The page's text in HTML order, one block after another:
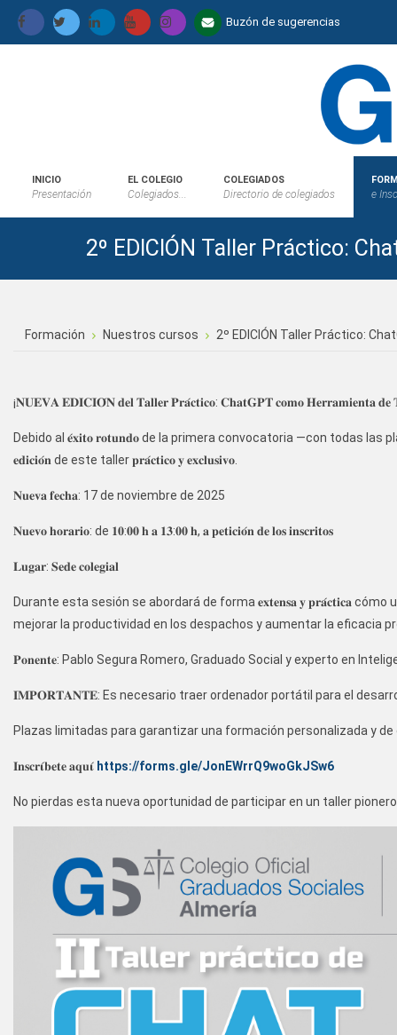
Buzón de sugerencias
INICIO
Presentación
EL COLEGIO
Colegiados...
COLEGIADOS
Directorio de colegiados e
Formación Nuestros cursos 2º EDICIÓN Taller Práctico:
2º EDICIÓN Taller Práctico:
¡𝐍𝐔𝐄𝐕𝐀 𝐄𝐃𝐈𝐂𝐈𝐎́𝐍 𝐝𝐞𝐥 𝐓𝐚𝐥𝐥𝐞𝐫 𝐏𝐫𝐚́𝐜𝐭𝐢𝐜𝐨: 𝐂𝐡𝐚𝐭𝐆𝐏𝐓 𝐜𝐨𝐦𝐨 𝐇𝐞𝐫𝐫𝐚𝐦𝐢𝐞𝐧𝐭𝐚 𝐝𝐞
Debido al 𝐞́𝐱𝐢𝐭𝐨 𝐫𝐨𝐭𝐮𝐧𝐝𝐨 de la primera convocatoria —con todas
𝐞𝐝𝐢𝐜𝐢𝐨́𝐧 de este taller 𝐩𝐫𝐚́𝐜𝐭𝐢𝐜𝐨 𝐲 𝐞𝐱𝐜𝐥𝐮𝐬𝐢𝐯𝐨.
𝐍𝐮𝐞𝐯𝐚 𝐟𝐞𝐜𝐡𝐚: 17 de noviembre de 2025
𝐍𝐮𝐞𝐯𝐨 𝐡𝐨𝐫𝐚𝐫𝐢𝐨: de 𝟏𝟎:𝟎𝟎 𝐡 𝐚 𝟏𝟑:𝟎𝟎 𝐡, 𝐚 𝐩𝐞𝐭𝐢𝐜𝐢𝐨́𝐧 𝐝𝐞 𝐥𝐨𝐬 𝐢𝐧𝐬𝐜𝐫𝐢𝐭𝐨𝐬
𝐋𝐮𝐠𝐚𝐫: 𝐒𝐞𝐝𝐞 𝐜𝐨𝐥𝐞𝐠𝐢𝐚𝐥
Durante esta sesión se abordará de forma 𝐞𝐱𝐭𝐞𝐧𝐬𝐚 𝐲 𝐩𝐫𝐚́𝐜𝐭𝐢𝐜𝐚
mejorar la productividad en los despachos y aumentar la eficacia
𝐏𝐨𝐧𝐞𝐧𝐭𝐞: Pablo Segura Romero, Graduado Social y experto en
𝐈𝐌𝐏𝐎𝐑𝐓𝐀𝐍𝐓𝐄: Es necesario traer ordenador portátil para el
Plazas limitadas para garantizar una formación personalizada y de
𝐈𝐧𝐬𝐜𝐫𝛊́𝐛𝐞𝐭𝐞 𝐚𝐪𝐮𝛊́ https://forms.gle/JonEWrrQ9woGkJSw6
No pierdas esta nueva oportunidad de participar en un taller